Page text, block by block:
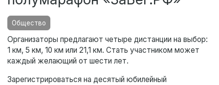
Общество
Организаторы предлагают четыре дистанции на выбор:
1 км, 5 км, 10 км или 21,1 км. Стать участником может
каждый желающий от шести лет.
Зарегистрироваться на десятый юбилейный